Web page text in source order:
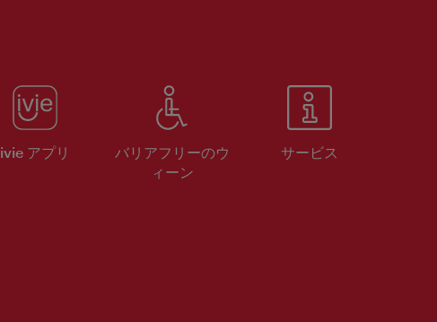
ivie アプリ
バリアフリーのウ
ィーン
サービス